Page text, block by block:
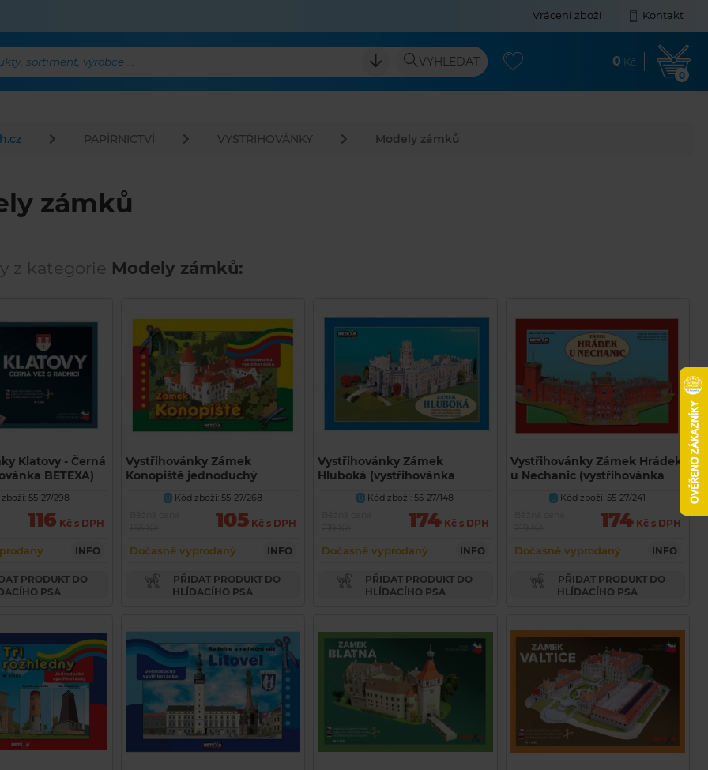
Vrácení zboží Kontakt
sortiment, výrobce ... VYHLEDAT 0 Kč
0
PAPÍRNICTVÍ VYSTŘIHOVÁNKY Modely zámků
zámků
z kategorie Modely zámků:
Klatovy - Černá
BETEXA)
55-27/298
116 Kč s DPH
INFO
PSA
Vystřihovánky Zámek
Konopiště jednoduchý
(jednoduchá vystřihovánka
BETEXA)
U Kód zboží: 55-27/268
105 Kč s DPH
Dočasně vyprodaný INFO
HLÍDACÍHO PSA
Vystřihovánky Zámek
Hluboká (vystřihovánka
BETEXA)
U
Kód zboží: 55-27/148
174Kč s DPH
Dočasně vyprodaný INFO
HLÍDACÍHO PSA
Vystřihovánky Zámek Hrádek
u Nechanic (vystřihovánka
BETEXA)
U
Kód zboží: 55-27/241
174 Kč s DPH
Dočasně vyprodaný INFO
HLÍDACÍHO PSA